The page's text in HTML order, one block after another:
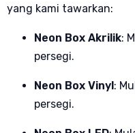
yang kami tawarkan:
Neon Box Akrilik:
persegi.
Neon Box Vinyl:
persegi.